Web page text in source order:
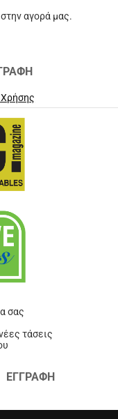
αγορά μας.
σας
τάσεις
ΕΓΓΡΑΦΗ